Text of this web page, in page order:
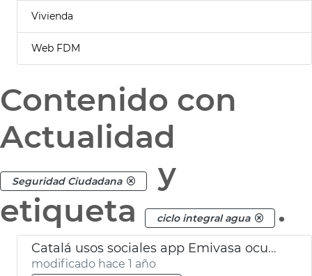
Vivienda
Web FDM
Contenido con
Actualidad
Seguridad Ciudadana
y
etiqueta
ciclo integral agua .
Catalá usos sociales app Emivasa ocupación ilegal
modificado hace 1 año